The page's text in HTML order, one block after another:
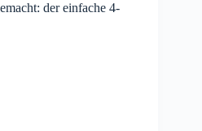
der einfache 4-